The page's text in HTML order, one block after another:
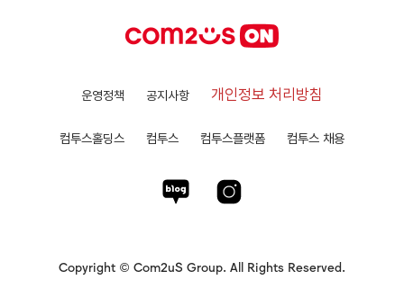
운영정책 공지사항 개인정보 처리방침
컴투스홀딩스 컴투스 컴투스플랫폼 컴투스 채용
Copyright © Com2uS Group. All Rights Reserved.